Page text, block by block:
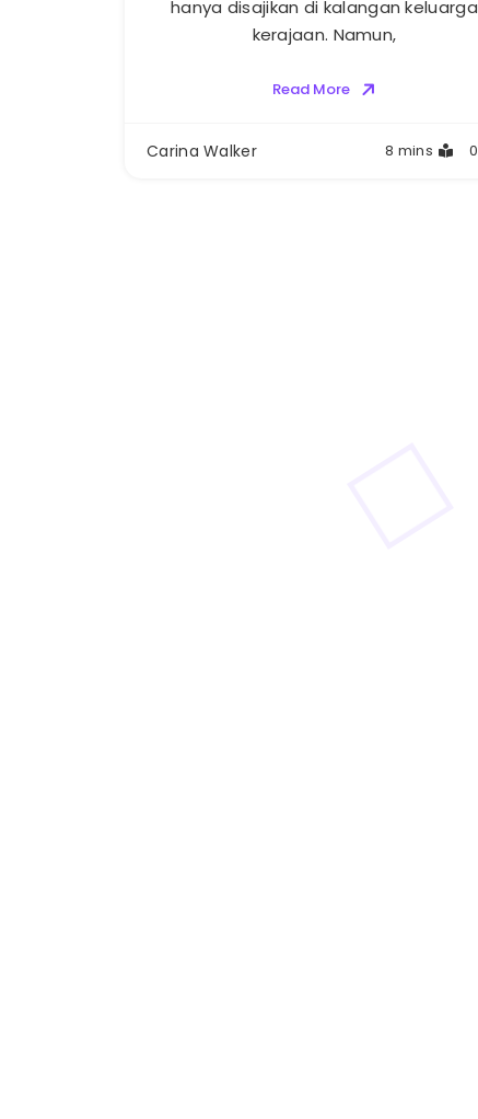
hanya disajikan di kalangan keluarga
kerajaan. Namun,
Read More
Carina Walker 8 mins 0